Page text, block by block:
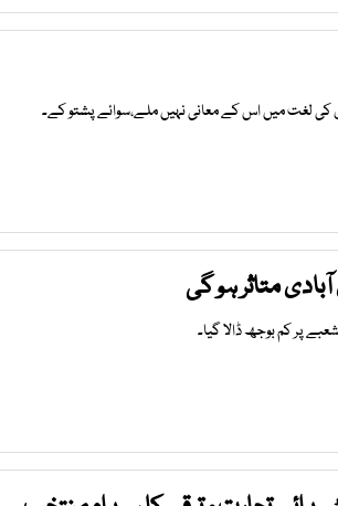
کی لغت میں اس کے معانی نہیں ملے،سوائے پشتو کے۔
متاثر ہو گی
پر کم بوجھ ڈالا گیا۔